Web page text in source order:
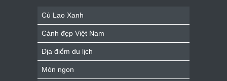
Cù Lao Xanh
Cảnh đẹp Việt Nam
Địa điểm du lịch
Món ngon